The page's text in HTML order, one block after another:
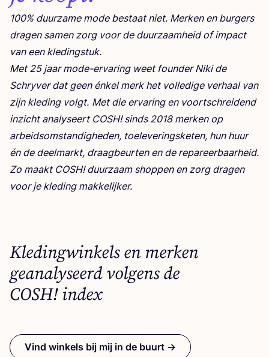
100% duur­za­me mode bes­ta­at niet. Mer­ken en bur­gers
dra­gen samen zorg voor de duur­za­am­he­id of impact
van een kledingstuk.
Met 25jaar mode-erva­ring weet foun­der Niki de
Schryver dat geen énkel merk het vol­le­di­ge ver­ha­al van
zijn kle­ding vol­gt. Met die erva­ring en voort­s­c­hre­idend
inzic­ht analyse­ert COSH! sin­ds 2018mer­ken op
arbe­id­som­s­tan­dig­he­den, toele­ve­rin­g­ske­ten, hun huur
én de deel­mar­kt, dra­ag­be­ur­ten en de repareerbaarheid.
Zo maakt COSH! duur­za­am shop­pen en zorg dra­gen
voor je kle­ding makkelijker.
Kledingwinkels en merken
geanalyseerd volgens de
COSH! index
Vind winkels bij mij in de buurt →